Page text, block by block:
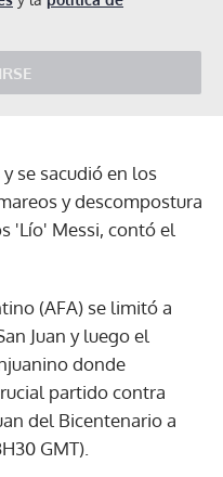
se sacudió en los
y descompostura
'Lío' Messi, contó el
(AFA) se limitó a
Juan y luego el
donde
partido contra
del Bicentenario a
GMT).